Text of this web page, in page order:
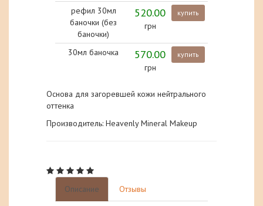
рефил 30мл
баночки (без
баночки)
520.00
грн
купить
30мл баночка 570.00
грн
купить
Основа для загоревшей кожи нейтрального
оттенка
Производитель: Heavenly Mineral Makeup
Описание Отзывы